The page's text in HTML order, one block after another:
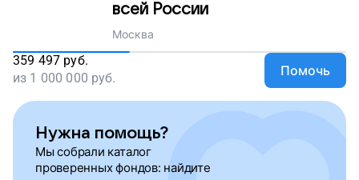
всей России
Москва
359 497 руб.
из 1 000 000 руб. Помочь
Нужна помощь?
Мы собрали каталог
проверенных фондов: найдите